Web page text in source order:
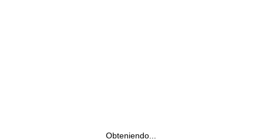
Obteniendo...